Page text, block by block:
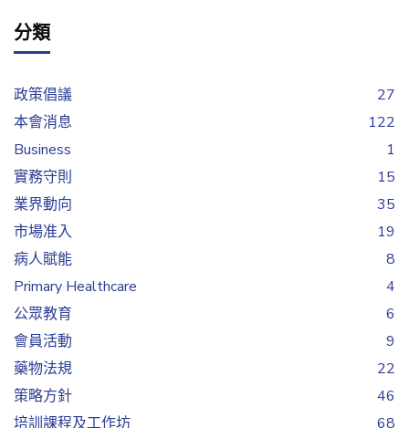
分類
政策倡議
27
本會消息
122
Business
1
實務守則
15
業界動向
35
市場准入
19
病人賦能
8
Primary Healthcare
4
公眾教育
6
會員活動
9
藥物法規
22
策略方針
46
培訓課程及工作坊
68